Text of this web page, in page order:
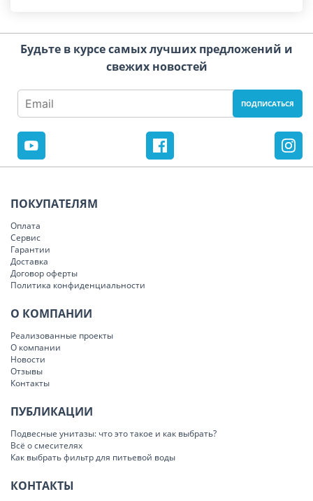
Будьте в курсе самых лучших предложений и
свежих новостей
ПОКУПАТЕЛЯМ
Оплата
Сервис
Гарантии
Доставка
Договор оферты
Политика конфиденциальности
О КОМПАНИИ
Реализованные проекты
О компании
Новости
Отзывы
Контакты
ПУБЛИКАЦИИ
Подвесные унитазы: что это такое и как выбрать?
Всё о смесителях
Как выбрать фильтр для питьевой воды
КОНТАКТЫ